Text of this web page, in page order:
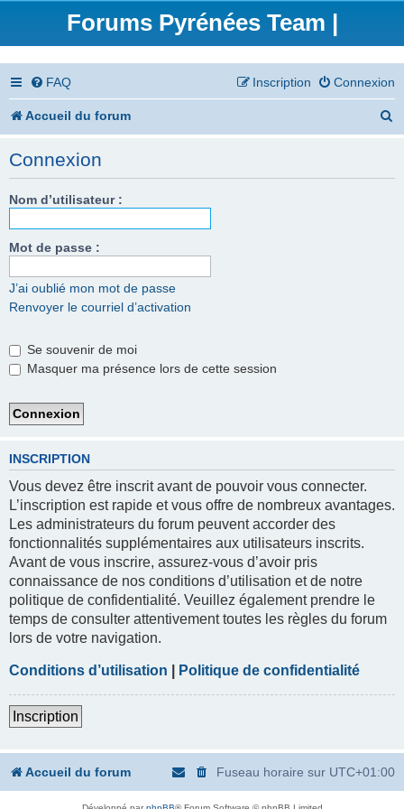
Forums Pyrénées Team |
FAQ Connexion
Inscription
Accueil du forum
Connexion
Nom d’utilisateur :
Mot de passe :
J’ai oublié mon mot de passe
Renvoyer le courriel d’activation
Se souvenir de moi
Masquer ma présence lors de cette session
INSCRIPTION
Vous devez être inscrit avant de pouvoir vous connecter.
L’inscription est rapide et vous offre de nombreux avantages.
Les administrateurs du forum peuvent accorder des
fonctionnalités supplémentaires aux utilisateurs inscrits.
Avant de vous inscrire, assurez-vous d’avoir pris
connaissance de nos conditions d’utilisation et de notre
politique de confidentialité. Veuillez également prendre le
temps de consulter attentivement toutes les règles du forum
lors de votre navigation.
Conditions d’utilisation Politique de confidentialité
Inscription
Accueil du forum Fuseau horaire sur UTC+01:00